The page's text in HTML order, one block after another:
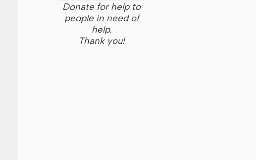
Donate for help to
people in need of
help.
Thank you!